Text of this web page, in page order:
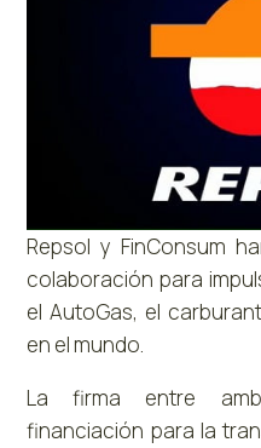
Repsol y FinConsum
colaboración para
el AutoGas, el
en el mundo.
La firma entre
financiación para la